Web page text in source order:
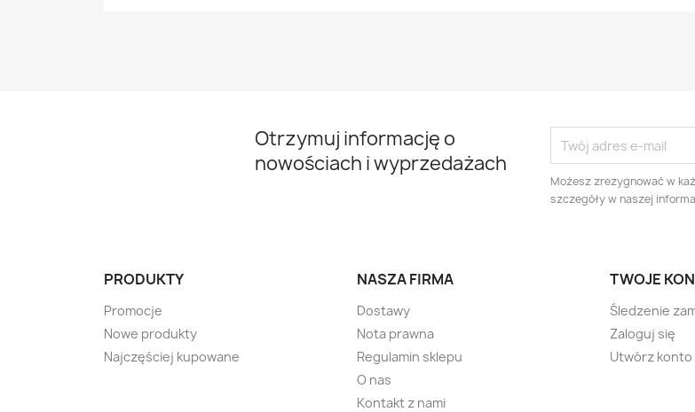
Otrzymuj informację o
nowościach i wyprzedażach
Możesz zrezygnować w
szczegóły w naszej
PRODUKTY
Promocje
Nowe produkty
Najczęściej kupowane
NASZA FIRMA
Dostawy
Nota prawna
Regulamin sklepu
O nas
Kontakt z nami
TWOJE
Śledzenie
Zaloguj się
Utwórz konto